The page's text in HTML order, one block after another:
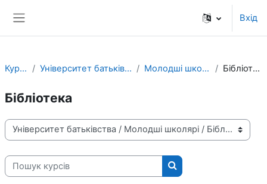
Вхід
Курси Університет батьківства Молодші школярі Бібліотека
Бібліотека
Категорії курсів
Пошук курсів
Пошук курсів